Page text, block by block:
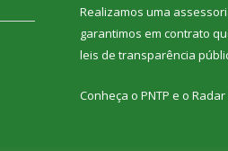
Realizamos uma
garantimos em contrato
leis de transparência
Conheça o PNTP e o